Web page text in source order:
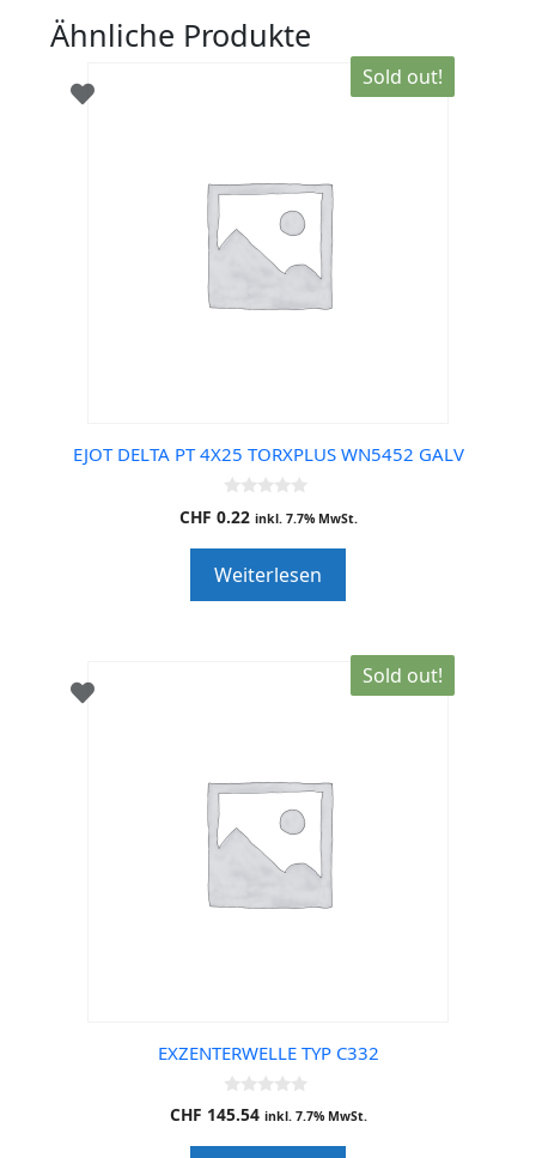
Ähnliche Produkte
Sold out!
EJOT DELTA PT 4X25 TORXPLUS WN5452 GALV
0
o
o
f
5
CHF 0.22 inkl. 7.7% MwSt.
Weiterlesen
Sold out!
EXZENTERWELLE TYP C332
0
o
CHF 145.54 inkl. 7.7% MwSt.